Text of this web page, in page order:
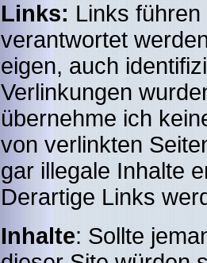
Links: Links
verantwortet
eigen, auch
Verlinkungen
übernehme ich
von verlinkten
gar illegale Inhalte
Derartige Links
Inhalte: Sollte